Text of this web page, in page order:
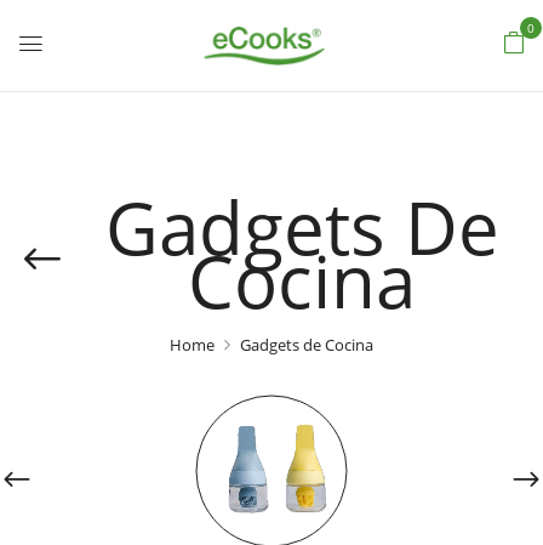
0
Gadgets De
Cocina
Home Gadgets de Cocina